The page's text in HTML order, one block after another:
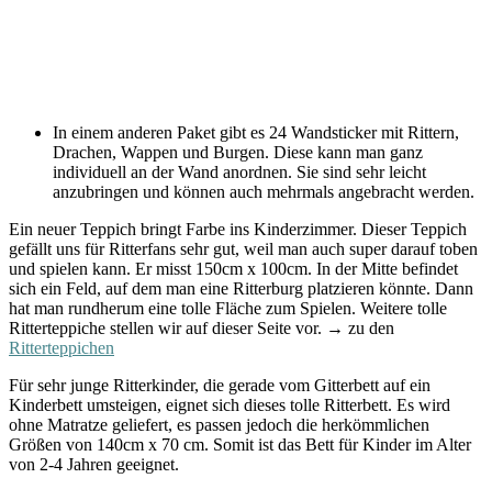
In einem anderen Paket gibt es 24 Wandsticker mit Rittern,
Drachen, Wappen und Burgen. Diese kann man ganz
individuell an der Wand anordnen. Sie sind sehr leicht
anzubringen und können auch mehrmals angebracht werden.
Ein neuer Teppich bringt Farbe ins Kinderzimmer. Dieser Teppich
gefällt uns für Ritterfans sehr gut, weil man auch super darauf toben
und spielen kann. Er misst 150cm x 100cm. In der Mitte befindet
sich ein Feld, auf dem man eine Ritterburg platzieren könnte. Dann
hat man rundherum eine tolle Fläche zum Spielen. Weitere tolle
Ritterteppiche stellen wir auf dieser Seite vor. → zu den
Ritterteppichen
Für sehr junge Ritterkinder, die gerade vom Gitterbett auf ein
Kinderbett umsteigen, eignet sich dieses tolle Ritterbett. Es wird
ohne Matratze geliefert, es passen jedoch die herkömmlichen
Größen von 140cm x 70 cm. Somit ist das Bett für Kinder im Alter
von 2-4 Jahren geeignet.